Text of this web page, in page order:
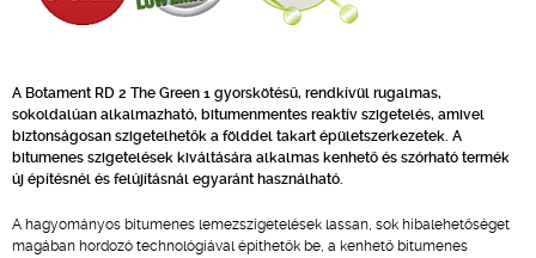
A Botament RD 2 The Green 1 gyorskötésű, rendkívül rugalmas,
sokoldalúan alkalmazható, bitumenmentes reaktív szigetelés, amivel
biztonságosan szigetelhetők a földdel takart épületszerkezetek. A
bitumenes szigetelések kiváltására alkalmas kenhető és szórható termék
új építésnél és felújításnál egyaránt használható.
A hagyományos bitumenes lemezszigetelések lassan, sok hibalehetőséget
magában hordozó technológiával építhetők be, a kenhető bitumenes